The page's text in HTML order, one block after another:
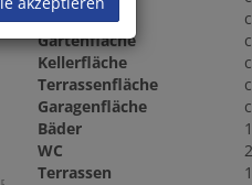
Grundfläche
Gartenfläche
Kellerfläche
Terrassenfläche
Garagenfläche
Bäder
1
WC
2
Terrassen
1